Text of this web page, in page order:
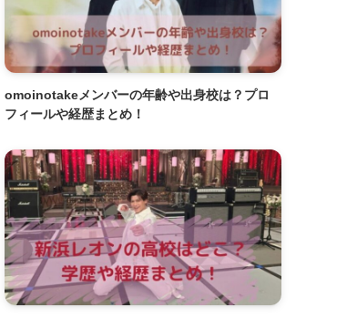
omoinotakeメンバーの年齢や出身校は？プロ
フィールや経歴まとめ！